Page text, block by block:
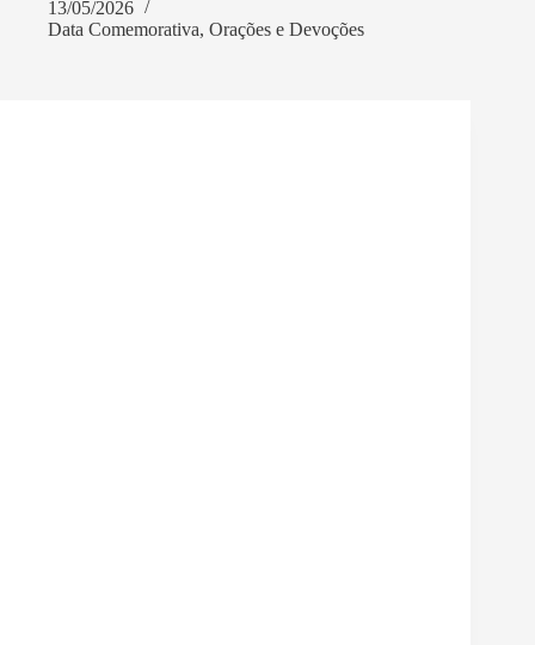
13/05/2026
Data Comemorativa, Orações e Devoções